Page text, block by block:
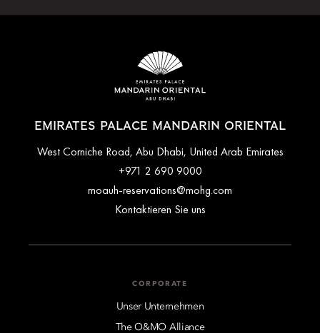
EMIRATES PALACE MANDARIN ORIENTAL
West Corniche Road, Abu Dhabi, United Arab Emirates
+971 2 690 9000
moauh-reservations@mohg.com
Kontaktieren Sie uns
CORPORATE
Unser Unternehmen
The O&MO Alliance